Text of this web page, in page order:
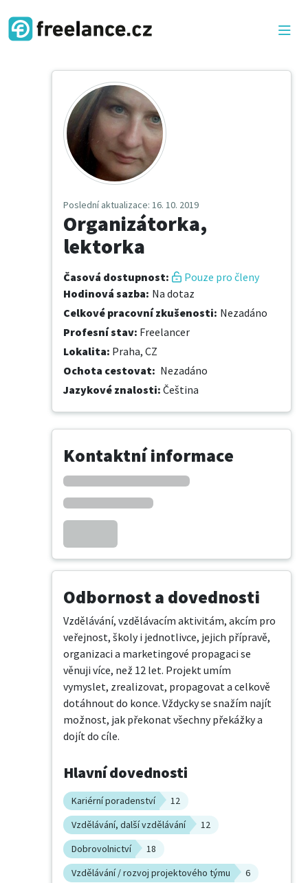
Poslední aktualizace: 16. 10. 2019
Organizátorka,
lektorka
Časová dostupnost:
Pouze pro členy
Hodinová sazba: Na dotaz
Celkové pracovní zkušenosti: Nezadáno
Profesní stav: Freelancer
Lokalita: Praha, CZ
Ochota cestovat: Nezadáno
Jazykové znalosti: Čeština
Kontaktní informace
Odbornost a dovednosti
Vzdělávání, vzdělávacím aktivitám, akcím pro
veřejnost, školy i jednotlivce, jejich přípravě,
organizaci a marketingové propagaci se
věnuji více, než 12 let. Projekt umím
vymyslet, zrealizovat, propagovat a celkově
dotáhnout do konce. Vždycky se snažím najít
možnost, jak překonat všechny překážky a
dojít do cíle.
Hlavní dovednosti
Kariérní poradenství
12
Vzdělávání, další vzdělávání
12
Dobrovolnictví
18
Vzdělávání / rozvoj projektového týmu
6